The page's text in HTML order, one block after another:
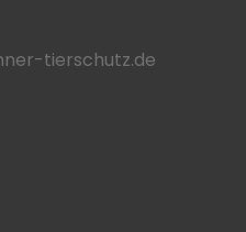
tierschutz.de